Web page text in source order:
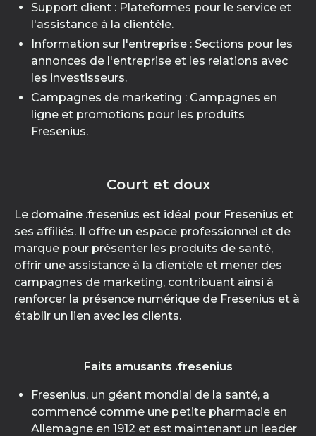
Support client : Plateformes pour le service et
l'assistance à la clientèle.
Information sur l'entreprise : Sections pour les
annonces de l'entreprise et les relations avec
les investisseurs.
Campagnes de marketing : Campagnes en
ligne et promotions pour les produits
Fresenius.
Court et doux
Le domaine .fresenius est idéal pour Fresenius et
ses affiliés. Il offre un espace professionnel et de
marque pour présenter les produits de santé,
offrir une assistance à la clientèle et mener des
campagnes de marketing, contribuant ainsi à
renforcer la présence numérique de Fresenius et à
établir un lien avec les clients.
Faits amusants .fresenius
Fresenius, un géant mondial de la santé, a
commencé comme une petite pharmacie en
Allemagne en 1912 et est maintenant un leader